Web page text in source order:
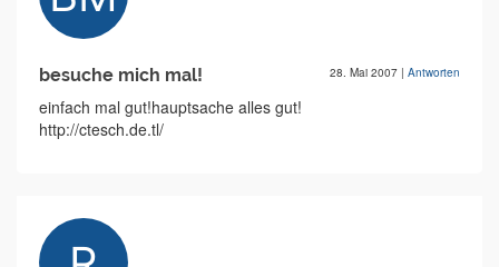
besuche mich mal! 28. Mai 2007 | Antworten
einfach mal gut!hauptsache alles gut!
http://ctesch.de.tl/